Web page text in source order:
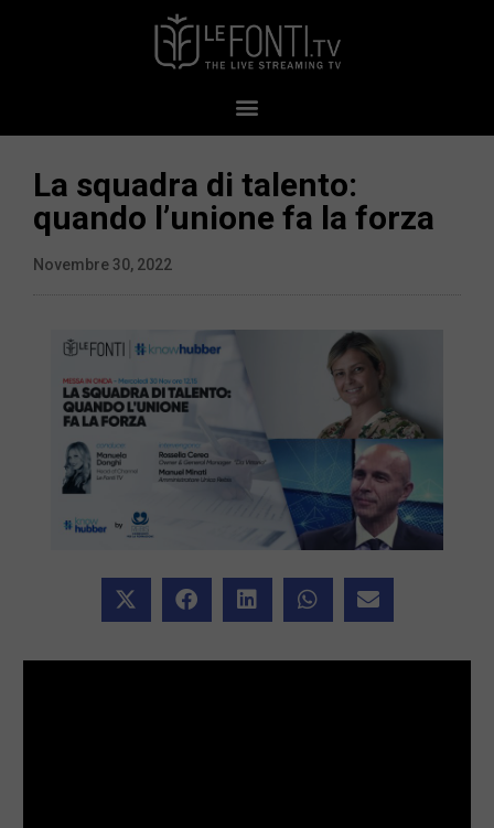
La squadra di talento:
quando l’unione fa la forza
Novembre 30, 2022